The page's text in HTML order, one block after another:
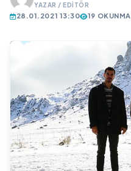
YAZAR / EDITÖR
28.01.2021 13:30 19 OKUNMA